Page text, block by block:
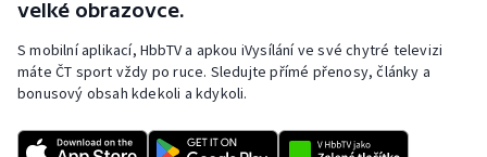
Rychlostní kanoistika
Short track
velké obrazovce.
S mobilní aplikací, HbbTV a apkou iVysílání ve své chytré televizi
máte ČT sport vždy po ruce. Sledujte přímé přenosy, články a
bonusový obsah kdekoli a kdykoli.